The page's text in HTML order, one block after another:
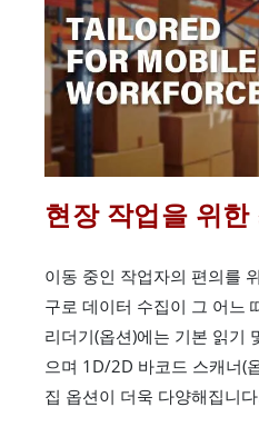
현장 작업을 위
이동 중인 작업자의 편의를
구로 데이터 수집이 그 어느
리더기(옵션)에는 기본 읽기
으며 1D/2D 바코드 스캐너(
집 옵션이 더욱 다양해집니